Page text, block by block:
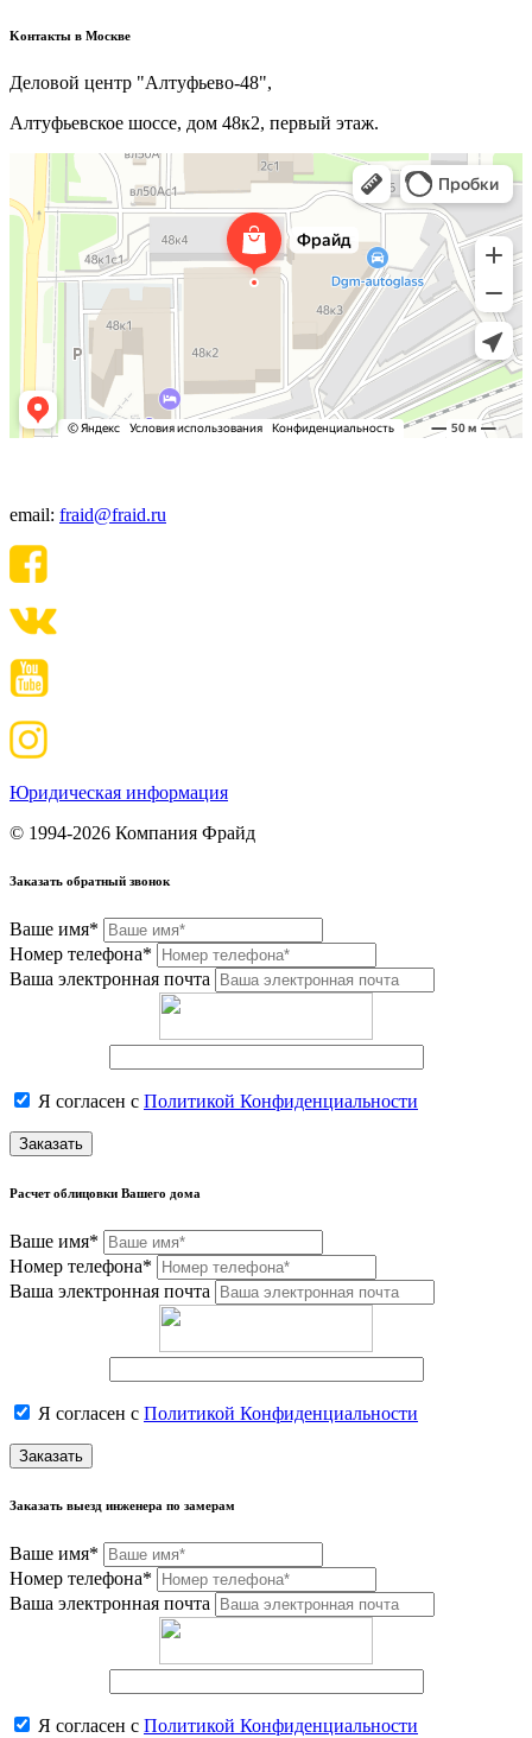
Kонтакты в Москве
Деловой центр "Алтуфьево-48",
Алтуфьевское шоссе, дом 48к2, первый этаж.
email: fraid@fraid.ru
Юридическая информация
© 1994-2026 Компания Фрайд
Заказать обратный звонок
Ваше имя*
Номер телефона*
Ваша электронная почта
Я согласен с Политикой Конфиденциальности
Заказать
Расчет облицовки Вашего дома
Ваше имя*
Номер телефона*
Ваша электронная почта
Я согласен с Политикой Конфиденциальности
Заказать
Заказать выезд инженера по замерам
Ваше имя*
Номер телефона*
Ваша электронная почта
Я согласен с Политикой Конфиденциальности